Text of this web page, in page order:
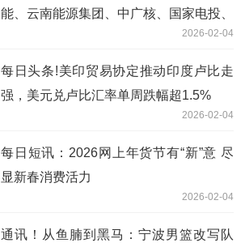
能、云南能源集团、中广核、国家电投、
2026-02-04
每日头条!美印贸易协定推动印度卢比走
强，美元兑卢比汇率单周跌幅超1.5%
2026-02-04
每日短讯：2026网上年货节有“新”意 尽
显新春消费活力
2026-02-04
通讯！从鱼腩到黑马：宁波男篮改写队